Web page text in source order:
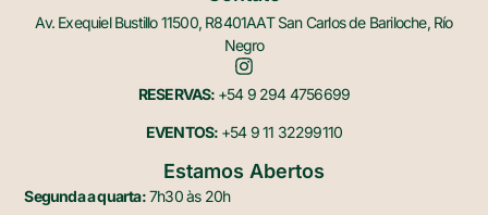
Av. Exequiel Bustillo 11500, R8401AAT San Carlos de Bariloche, Río
Negro
RESERVAS: +54 9 294 4756699
EVENTOS: +54 9 11 32299110
Estamos Abertos
Segunda a quarta:7h30 às 20h